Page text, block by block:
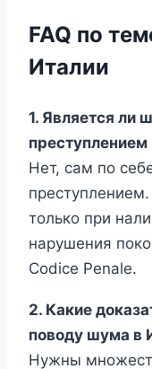
FAQ по
Италии
1. Является ли
преступлением
Нет, сам по
только при
нарушения
Codice Penale.
2. Какие
поводу шума в
Нужны